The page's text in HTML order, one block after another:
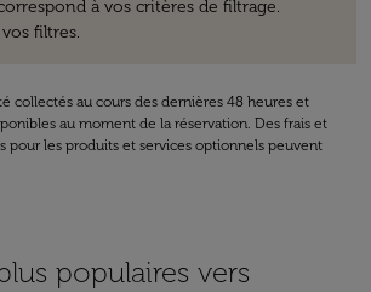
à vos critères de filtrage.
filtres.
collectés au cours des dernières 48 heures et
au moment de la réservation. Des frais et
pour les produits et services optionnels peuvent
populaires vers